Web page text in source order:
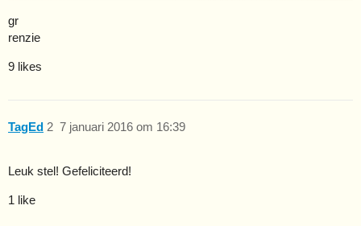
gr
renzie
9 likes
TagEd 7 januari 2016 om 16:39
2
Leuk stel! Gefeliciteerd!
1 like